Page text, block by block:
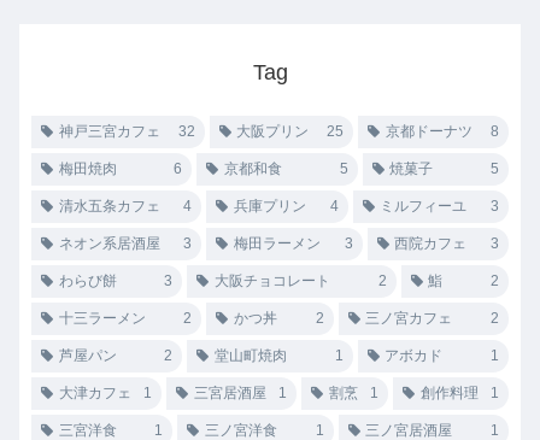
Tag
神戸三宮カフェ 32 大阪プリン 25 京都ドーナツ 8
梅田焼肉 6 京都和食 5 焼菓子 5
清水五条カフェ 4 兵庫プリン 4 ミルフィーユ 3
ネオン系居酒屋 3 梅田ラーメン 3 西院カフェ 3
わらび餅 3 大阪チョコレート 2 鮨 2
十三ラーメン 2 かつ丼 2 三ノ宮カフェ 2
芦屋パン 2 堂山町焼肉 1 アボカド 1
大津カフェ 1 三宮居酒屋 1 割烹 1 創作料理 1
三宮洋食 1 三ノ宮洋食 1 三ノ宮居酒屋 1